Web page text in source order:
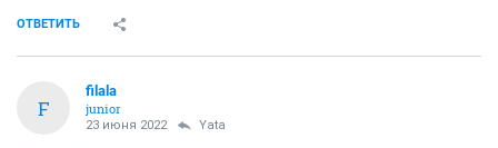
ОТВЕТИТЬ
F
filala
junior
23 июня 2022 Yata